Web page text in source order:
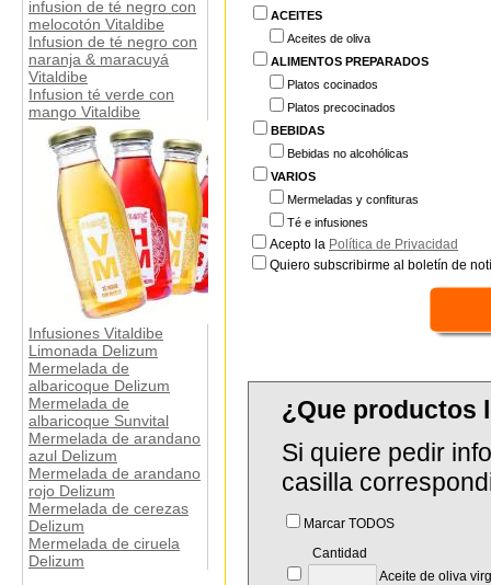
infusion de té negro con
melocotón Vitaldibe
Infusion de té negro con
naranja & maracuyá
Vitaldibe
Infusion té verde con
mango Vitaldibe
Infusiones Vitaldibe
Limonada Delizum
Mermelada de
albaricoque Delizum
Mermelada de
albaricoque Sunvital
Mermelada de arandano
azul Delizum
Mermelada de arandano
rojo Delizum
Mermelada de cerezas
Delizum
Mermelada de ciruela
Delizum
ACEITES
Aceites de oliva
ALIMENTOS PREPARADOS
Platos cocinados
Platos precocinados
BEBIDAS
Bebidas no alcohólicas
VARIOS
Mermeladas y confituras
Té e infusiones
Acepto la Política de Privacidad
Quiero subscribirme al boletín de
¿Que productos
Si quiere pedir
casilla
Marcar TODOS
Cantidad
Aceite de oliva